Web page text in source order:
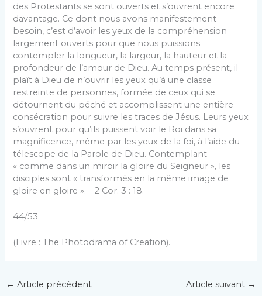
des Protestants se sont ouverts et s’ouvrent encore
davantage. Ce dont nous avons manifestement
besoin, c’est d’avoir les yeux de la compréhension
largement ouverts pour que nous puissions
contempler la longueur, la largeur, la hauteur et la
profondeur de l’amour de Dieu. Au temps présent, il
plaît à Dieu de n’ouvrir les yeux qu’à une classe
restreinte de personnes, formée de ceux qui se
détournent du péché et accomplissent une entière
consécration pour suivre les traces de Jésus. Leurs yeux
s’ouvrent pour qu’ils puissent voir le Roi dans sa
magnificence, même par les yeux de la foi, à l’aide du
télescope de la Parole de Dieu. Contemplant
« comme dans un miroir la gloire du Seigneur », les
disciples sont « transformés en la même image de
gloire en gloire ». – 2 Cor. 3 : 18.
44/53.
(Livre : The Photodrama of Creation).
← Article précédent Article suivant →